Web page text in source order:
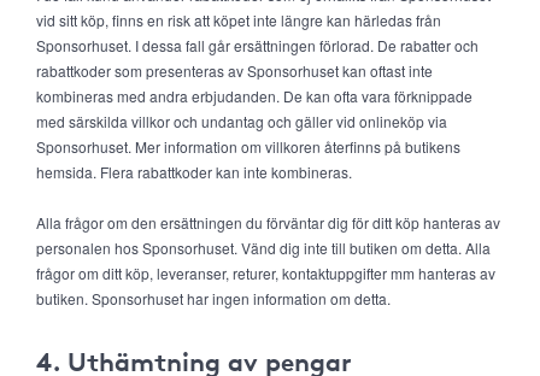
vid sitt köp, finns en risk att köpet inte längre kan härledas från
Sponsorhuset. I dessa fall går ersättningen förlorad. De rabatter och
rabattkoder som presenteras av Sponsorhuset kan oftast inte
kombineras med andra erbjudanden. De kan ofta vara förknippade
med särskilda villkor och undantag och gäller vid onlineköp via
Sponsorhuset. Mer information om villkoren återfinns på butikens
hemsida. Flera rabattkoder kan inte kombineras.
Alla frågor om den ersättningen du förväntar dig för ditt köp hanteras av
personalen hos Sponsorhuset. Vänd dig inte till butiken om detta. Alla
frågor om ditt köp, leveranser, returer, kontaktuppgifter mm hanteras av
butiken. Sponsorhuset har ingen information om detta.
4. Uthämtning av pengar